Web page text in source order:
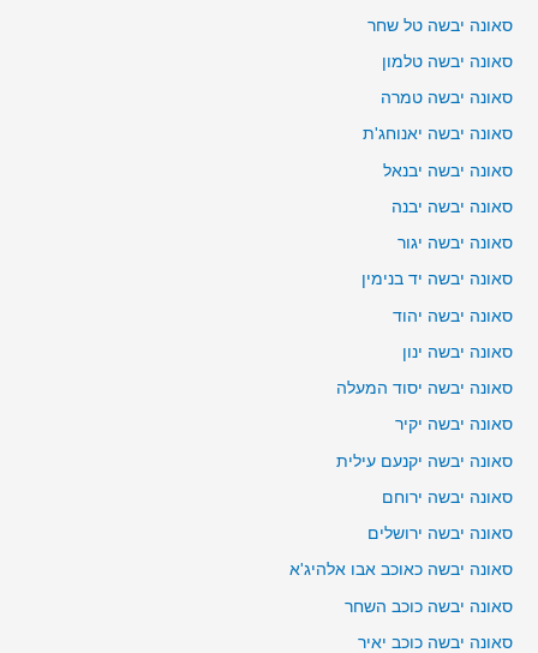
סאונה יבשה טל שחר
סאונה יבשה טלמון
סאונה יבשה טמרה
סאונה יבשה יאנוחג'ת
סאונה יבשה יבנאל
סאונה יבשה יבנה
סאונה יבשה יגור
סאונה יבשה יד בנימין
סאונה יבשה יהוד
סאונה יבשה ינון
סאונה יבשה יסוד המעלה
סאונה יבשה יקיר
סאונה יבשה יקנעם עילית
סאונה יבשה ירוחם
סאונה יבשה ירושלים
סאונה יבשה כאוכב אבו אלהיג'א
סאונה יבשה כוכב השחר
סאונה יבשה כוכב יאיר